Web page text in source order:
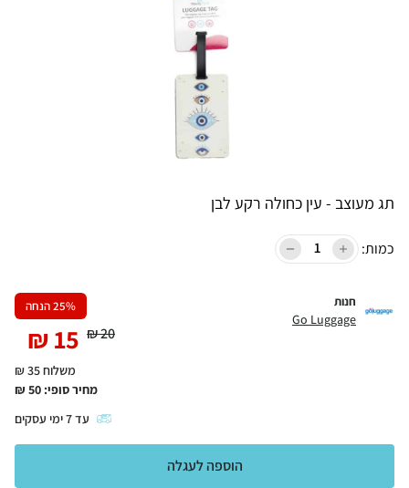
תג מעוצב - עין כחולה רקע לבן
כמות:
חנות
Go Luggage
25% הנחה
20
₪
15
₪
משלוח 35 ₪
מחיר סופי: 50
₪
עד7ימי עסקים
הוספה לעגלה